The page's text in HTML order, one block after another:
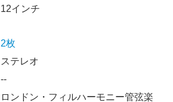
12インチ
2枚
ステレオ
--
ロンドン・フィルハーモニー管弦楽